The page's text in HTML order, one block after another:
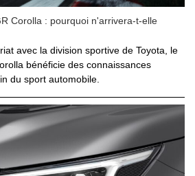
Corolla : pourquoi n'arrivera-t-elle
avec la division sportive de Toyota, le
bénéficie des connaissances
du sport automobile.